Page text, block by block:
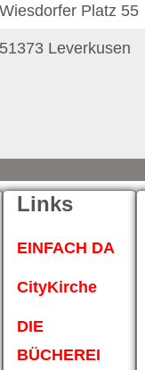
Wiesdorfer Platz 55
51373 Leverkusen
Links
EINFACH DA
CityKirche
DIE
BÜCHEREI